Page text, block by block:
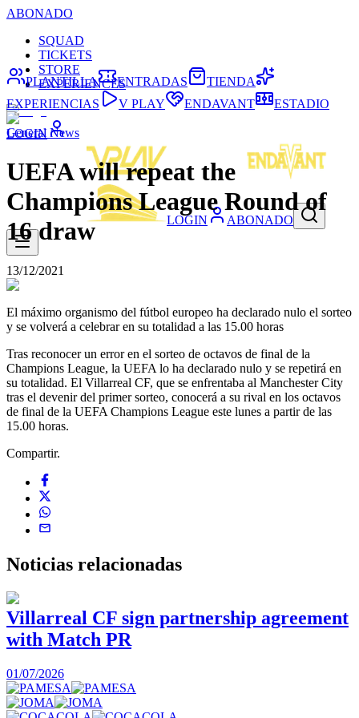
ABONADO
SQUAD
TICKETS
STORE
EXPERIENCES
LOGIN
LOGIN ABONADO
PLANTILLA ENTRADAS
TIENDA
EXPERIENCIAS
V PLAY ENDAVANT ESTADIO
General News
UEFA will repeat the
Champions League Round of
16 draw
13/12/2021
El máximo organismo del fútbol europeo ha declarado nulo el sorteo
y se volverá a celebrar en su totalidad a las 15.00 horas
Tras reconocer un error en el sorteo de octavos de final de la
Champions League, la UEFA lo ha declarado nulo y se repetirá en
su totalidad. El Villarreal CF, que se enfrentaba al Manchester City
tras el devenir del primer sorteo, conocerá a su rival en los octavos
de final de la UEFA Champions League este lunes a partir de las
15.00 horas.
Compartir.
Noticias relacionadas
Villarreal CF sign partnership agreement
with Match PR
01/07/2026